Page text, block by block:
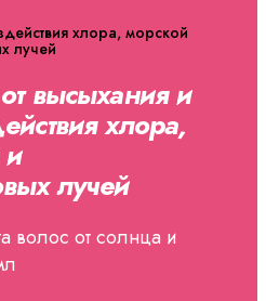
хлора, морской
лучей
высыхания и
хлора,
лучей
волос от солнца и